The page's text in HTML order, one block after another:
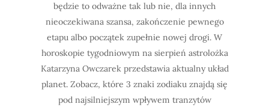
będzie to odważne tak lub nie, dla innych
nieoczekiwana szansa, zakończenie pewnego
etapu albo początek zupełnie nowej drogi. W
horoskopie tygodniowym na sierpień astrolożka
Katarzyna Owczarek przedstawia aktualny układ
planet. Zobacz, które 3 znaki zodiaku znajdą się
pod najsilniejszym wpływem tranzytów